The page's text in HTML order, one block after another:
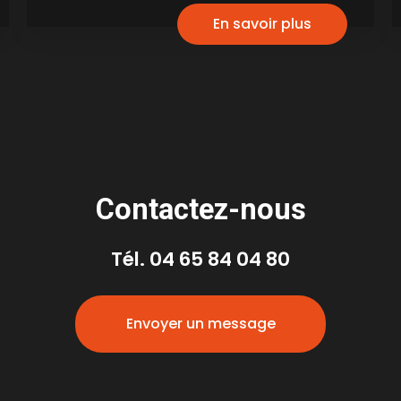
En savoir plus
Contactez-nous
Tél. 04 65 84 04 80
Envoyer un message